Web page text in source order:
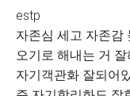
estp
자존심 세고 자존감
오기로 해내는 거
자기객관화 잘되어